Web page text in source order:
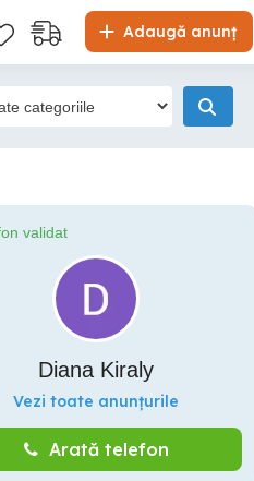
Adaugă anunț
validat
Diana Kiraly
Vezi toate anunțurile
Arată telefon